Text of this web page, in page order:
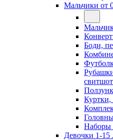
Мальчики от
Боди,
Наборы
Девочки 1-15